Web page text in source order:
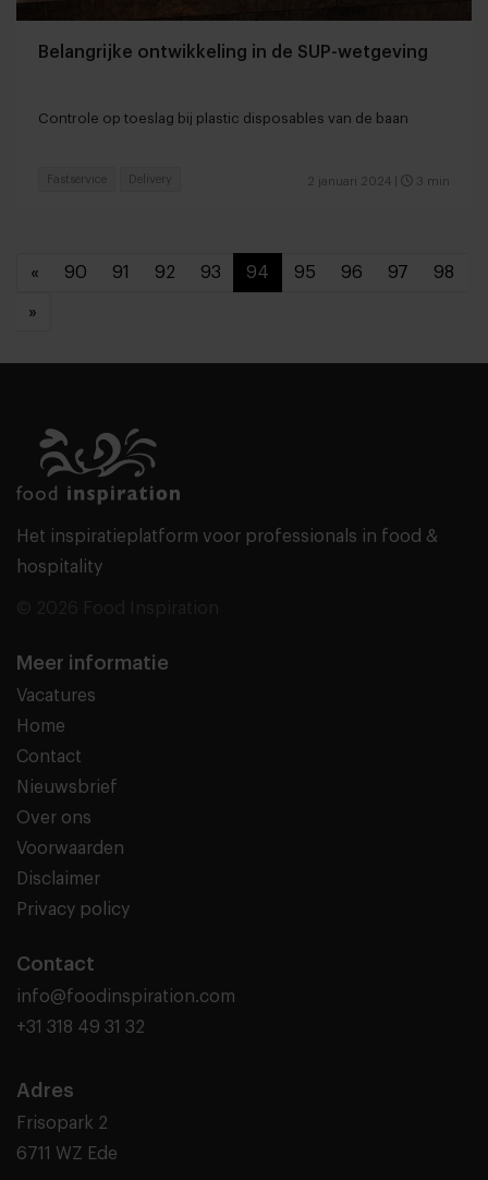
Belangrijke ontwikkeling in de SUP-wetgeving
Controle op toeslag bij plastic disposables van de baan
2 januari 2024 3 min
Fastservice Delivery
« 90 91 92 93 94 95 96 97 98
»
Het inspiratieplatform voor professionals in food &
hospitality
Meer informatie
Vacatures
Home
Contact
Nieuwsbrief
Over ons
Voorwaarden
Disclaimer
Privacy policy
Contact
info@foodinspiration.com
+31 318 49 31 32
Adres
Frisopark 2
6711 WZ Ede